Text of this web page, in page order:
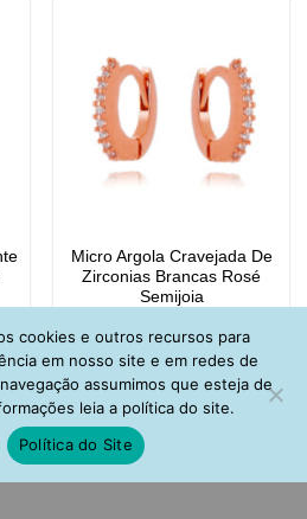
Micro Argola Cravejada De
Zirconias Brancas Rosé
Semijoia
cookies e outros recursos para
em nosso site e em redes de
assumimos que esteja de
leia a política do site.
Política do Site